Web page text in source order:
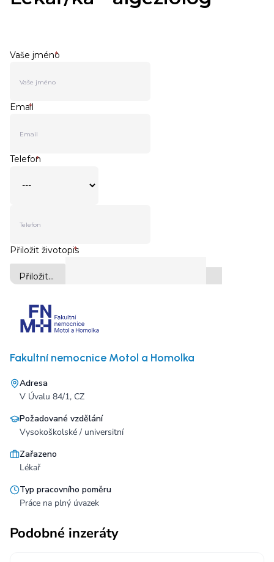
Fakultní nemocnice Motol a Homolka
Adresa
V Úvalu 84/1, CZ
Požadované vzdělání
Vysokoškolské / universitní
Zařazeno
Lékař
Typ pracovního poměru
Práce na plný úvazek
Podobné inzeráty